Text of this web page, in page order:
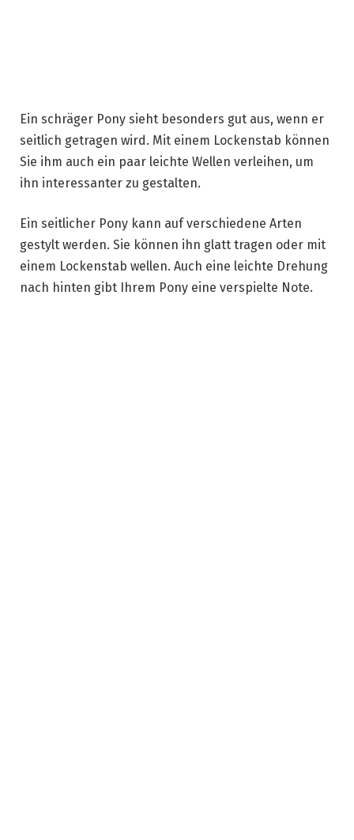
Ein schräger Pony sieht besonders gut aus, wenn er
seitlich getragen wird. Mit einem Lockenstab können
Sie ihm auch ein paar leichte Wellen verleihen, um
ihn interessanter zu gestalten.
Ein seitlicher Pony kann auf verschiedene Arten
gestylt werden. Sie können ihn glatt tragen oder mit
einem Lockenstab wellen. Auch eine leichte Drehung
nach hinten gibt Ihrem Pony eine verspielte Note.